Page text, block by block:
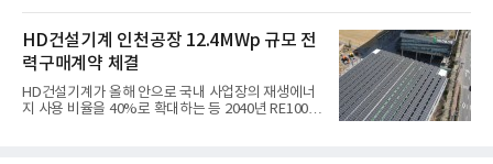
해 성과 기반의 AI 활
행 등으로 적용 범위를 넓혀 AI를 새로운 톡비즈 성장
축으로 만들겠다는 구상이다.정신아 카카오 대표는 6
일 열린 2분기 실적 발표 컨퍼런스콜에서 "AI는 톡비
즈 성장 재점화의 핵심이자 주요 매출원으로 자리 잡
을 것"이라며 이같은 AI 사업 전략을 공개했다. 카카
오는 이날 함께 발표한 2분기 연결 매출이 전년 동기
대비 9% 증가한 2조985억원, 영업이익은 36% 늘어
HD건설기계 인천공장 12.4MWp 규모 전
력구매계약 체결
HD건설기계가 올해 안으로 국내 사업장의 재생에너
지 사용 비율을 40%로 확대하는 등 2040년 RE100